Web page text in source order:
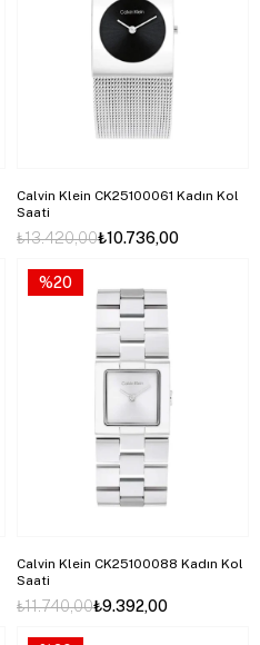
Calvin Klein CK25100061 Kadın Kol
Saati
₺10.736,00
₺13.420,00
Calvin Klein CK25100088 Kadın Kol
Saati
₺9.392,00
₺11.740,00
%20